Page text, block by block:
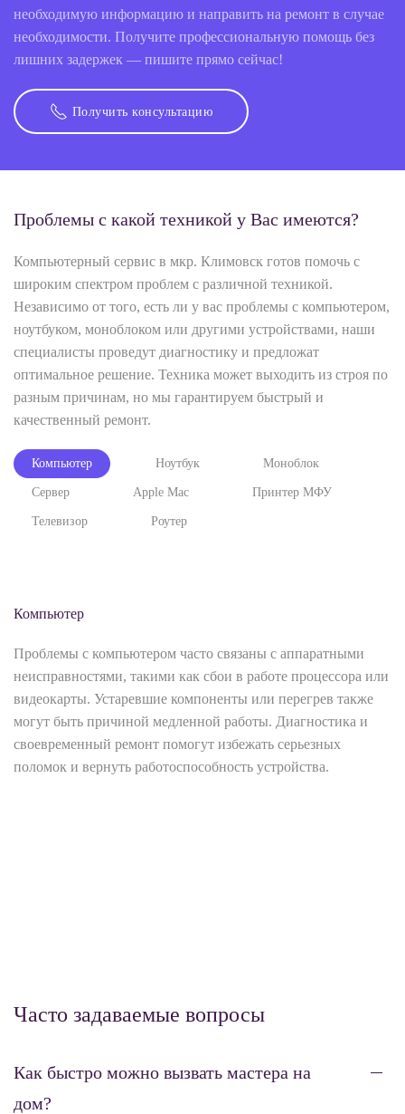
необходимую информацию и направить на ремонт в случае
необходимости. Получите профессиональную помощь без
лишних задержек — пишите прямо сейчас!
Получить консультацию
Проблемы с какой техникой у Вас имеются?
Компьютерный сервис в мкр. Климовск готов помочь с
широким спектром проблем с различной техникой.
Независимо от того, есть ли у вас проблемы с компьютером,
ноутбуком, моноблоком или другими устройствами, наши
специалисты проведут диагностику и предложат
оптимальное решение. Техника может выходить из строя по
разным причинам, но мы гарантируем быстрый и
качественный ремонт.
Компьютер Ноутбук Моноблок
Сервер Apple Mac Принтер МФУ
Телевизор Роутер
Компьютер
Проблемы с компьютером часто связаны с аппаратными
неисправностями, такими как сбои в работе процессора или
видеокарты. Устаревшие компоненты или перегрев также
могут быть причиной медленной работы. Диагностика и
своевременный ремонт помогут избежать серьезных
поломок и вернуть работоспособность устройства.
Часто задаваемые вопросы
Как быстро можно вызвать мастера на
дом?